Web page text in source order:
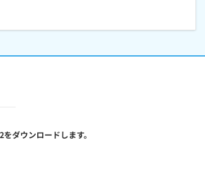
ダウンロードします。